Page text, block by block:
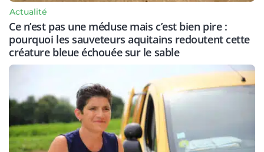
Actualité
Ce n’est pas une méduse mais c’est bien pire :
pourquoi les sauveteurs aquitains redoutent cette
créature bleue échouée sur le sable